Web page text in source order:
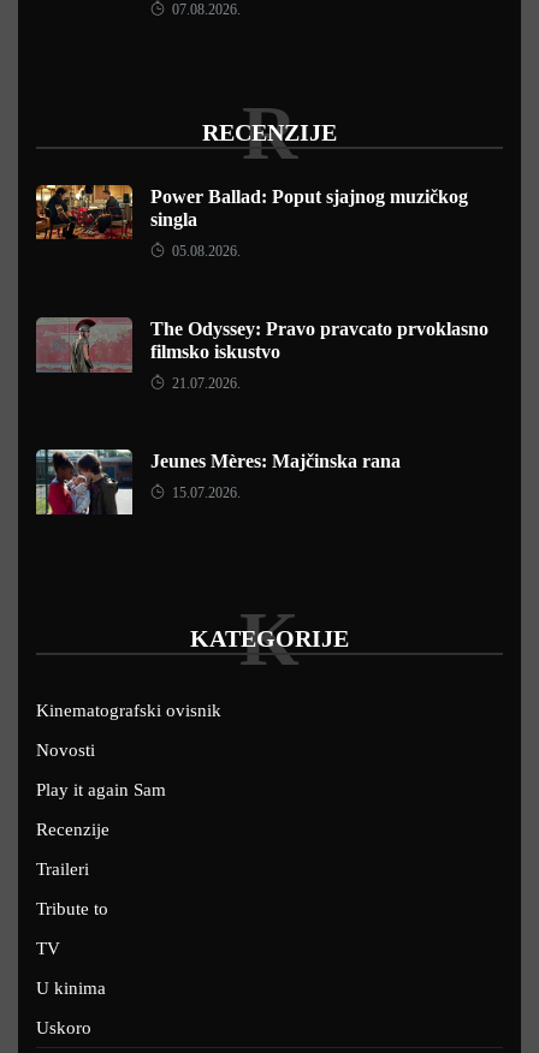
07.08.2026.
RECENZIJE
R
Power Ballad: Poput sjajnog muzičkog
singla
05.08.2026.
The Odyssey: Pravo pravcato prvoklasno
filmsko iskustvo
21.07.2026.
Jeunes Mères: Majčinska rana
15.07.2026.
KATEGORIJE
K
Kinematografski ovisnik
Novosti
Play it again Sam
Recenzije
Traileri
Tribute to
TV
U kinima
Uskoro